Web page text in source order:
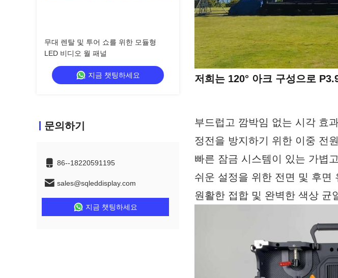
무대 렌탈 및 투어 쇼를 위한 모듈형
LED 비디오 월 패널
지금 챗팅하세요
문의하기
86--18220591195
sales@sqleddisplay.com
지금 챗팅하세요
저희는 120° 아크 구성으로
부드럽고 깜박임 없는 시각 효
정전을 방지하기 위한 이중 전
빠른 잠금 시스템이 있는 가볍
쉬운 설정을 위한 전면 및 후면
원활한 접합 및 완벽한 색상 균